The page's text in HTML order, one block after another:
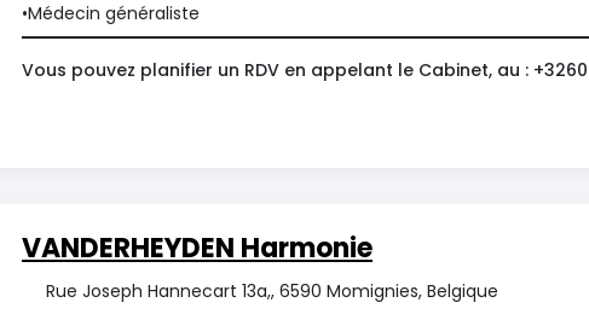
Médecin généraliste
Vous pouvez planifier un RDV en appelant le Cabinet, au : +3260
VANDERHEYDEN Harmonie
Rue Joseph Hannecart 13a,, 6590 Momignies, Belgique